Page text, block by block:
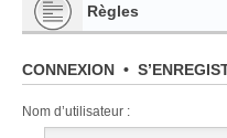
Règles
CONNEXION •
Nom d’utilisateur :